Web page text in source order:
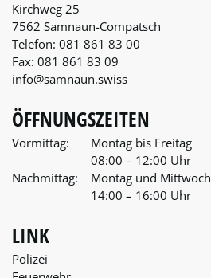
Kirchweg 25
7562 Samnaun-Compatsch
Telefon: 081 861 83 00
Fax: 081 861 83 09
info@samnaun.swiss
ÖFFNUNGSZEITEN
Vormittag:
Montag bis Freitag
08:00 – 12:00 Uhr
Nachmittag:
Montag und Mittwoch
14:00 – 16:00 Uhr
LINK
Polizei